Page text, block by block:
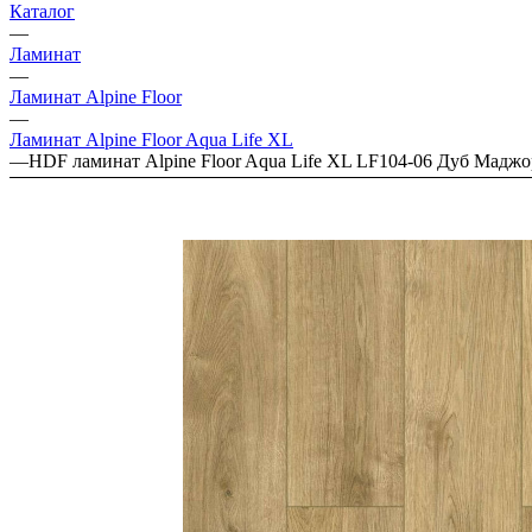
Каталог
—
Ламинат
—
Ламинат Alpine Floor
—
Ламинат Alpine Floor Aqua Life XL
—HDF ламинат Alpine Floor Aqua Life XL LF104-06 Дуб